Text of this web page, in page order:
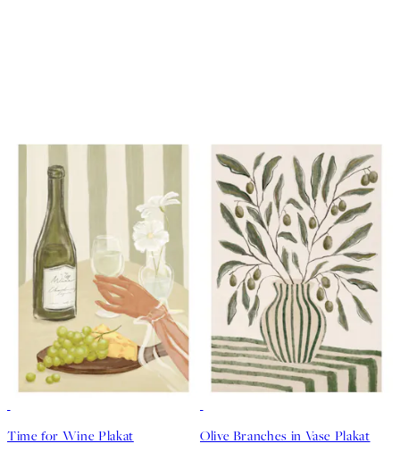
Time for Wine Plakat Olive Branches in Vase Plakat